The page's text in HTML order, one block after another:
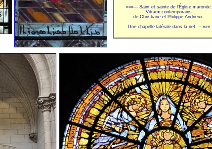
«««--- Saint et sainte de l'Église maronite.
Vitraux contemporains
de Christiane et Philippe Andrieux.
Une chapelle latérale dans la nef. ---»»»